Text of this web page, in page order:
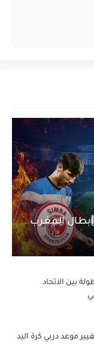
المغرب
بين الاتحاد
موعد دربي كرة اليد